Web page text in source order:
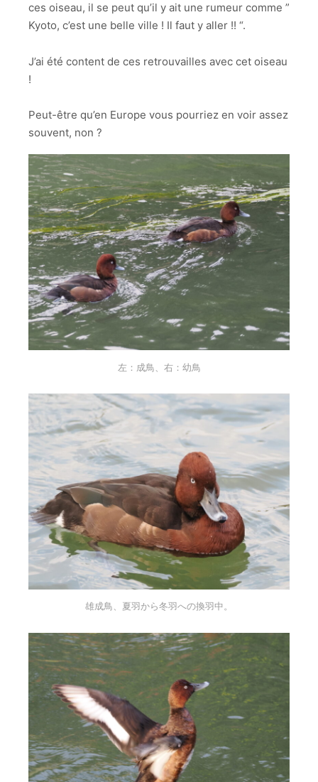
ces oiseau, il se peut qu’il y ait une rumeur comme ”
Kyoto, c’est une belle ville ! Il faut y aller !! “.
J’ai été content de ces retrouvailles avec cet oiseau
!
Peut-être qu’en Europe vous pourriez en voir assez
souvent, non ?
左：成鳥、右：幼鳥
雄成鳥、夏羽から冬羽への換羽中。